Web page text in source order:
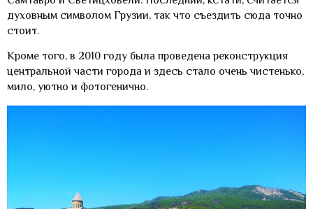
духовным символом Грузии, так что съездить сюда точно
стоит.
Кроме того, в 2010 году была проведена реконструкция
центральной части города и здесь стало очень чистенько,
мило, уютно и фотогенично.